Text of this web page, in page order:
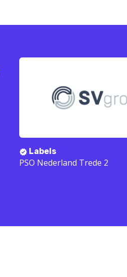
Labels
PSO Nederland Trede 2